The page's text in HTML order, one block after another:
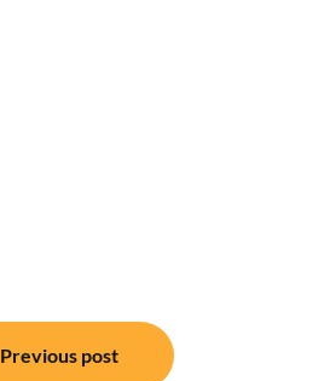
Previous post